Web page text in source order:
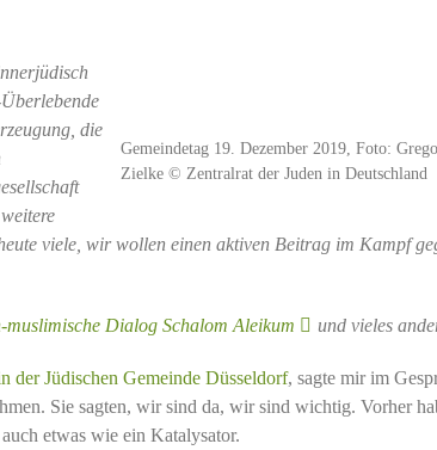
Gemeindetag 19. Dezember 2019, Foto:
Zielke © Zentralrat der Juden in Deutschland
die
viele, wir wollen einen aktiven Beitrag im Kampf
muslimische Dialog Schalom Aleikum und vieles
der Jüdischen Gemeinde Düsseldorf, sagte mir im
Sie sagten, wir sind da, wir sind wichtig. Vorher
etwas wie ein Katalysator.